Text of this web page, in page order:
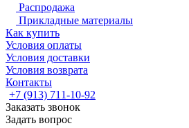
Распродажа
Прикладные материалы
Как купить
Условия оплаты
Условия доставки
Условия возврата
Контакты
+7 (913) 711-10-92
Заказать звонок
Задать вопрос